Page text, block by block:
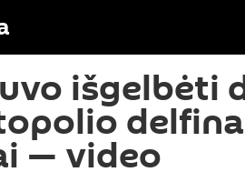
išgelbėti
— video